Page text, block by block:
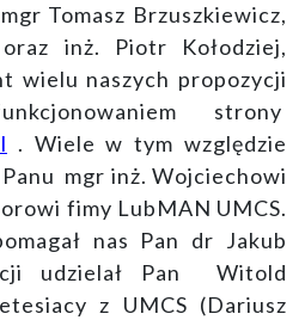
Tomasz Brzuszkiewicz,
inż. Piotr Kołodziej,
wielu naszych propozycji
strony
. Wiele w tym względzie
mgr inż. Wojciechowi
fimy LubMAN UMCS.
nas Pan dr Jakub
udzielał Pan Witold
z UMCS (Dariusz